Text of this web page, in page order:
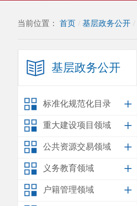
当前位置： 首页 / 基层政务公开 /
基层政务公开
标准化规范化目录
重大建设项目领域
公共资源交易领域
义务教育领域
户籍管理领域